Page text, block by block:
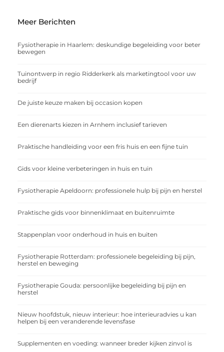
Meer Berichten
Fysiotherapie in Haarlem: deskundige begeleiding voor beter
bewegen
Tuinontwerp in regio Ridderkerk als marketingtool voor uw
bedrijf
De juiste keuze maken bij occasion kopen
Een dierenarts kiezen in Arnhem inclusief tarieven
Praktische handleiding voor een fris huis en een fijne tuin
Gids voor kleine verbeteringen in huis en tuin
Fysiotherapie Apeldoorn: professionele hulp bij pijn en herstel
Praktische gids voor binnenklimaat en buitenruimte
Stappenplan voor onderhoud in huis en buiten
Fysiotherapie Rotterdam: professionele begeleiding bij pijn,
herstel en beweging
Fysiotherapie Gouda: persoonlijke begeleiding bij pijn en
herstel
Nieuw hoofdstuk, nieuw interieur: hoe interieuradvies u kan
helpen bij een veranderende levensfase
Supplementen en voeding: wanneer breder kijken zinvol is